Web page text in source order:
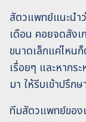
สัตวแพทย์แนะนำ
เดือน คอยจดสัง
ขนาดเล็กแค่ไหน
เรื่อยๆ และหากร
มา ให้รีบเข้าปรึก
ทีมสัตวแพทย์ของ